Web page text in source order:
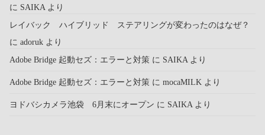
に SAIKA より
レイバック ハイブリッド ステアリングが変わったのはなぜ？
に adoruk より
Adobe Bridge 起動セズ：エラーと対策 に SAIKA より
Adobe Bridge 起動セズ：エラーと対策 に mocaMILK より
ヨドバシカメラ池袋 6月末にオープン に SAIKA より